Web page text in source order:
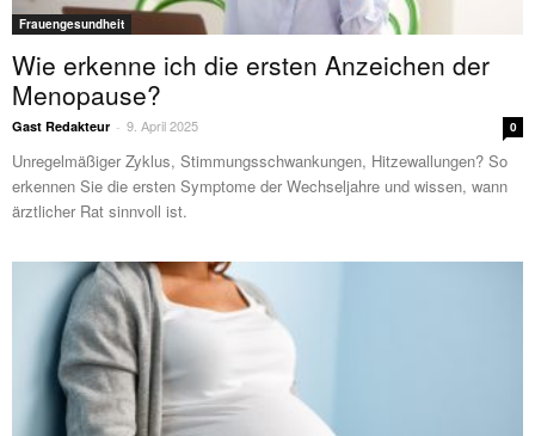
Frauengesundheit
Wie erkenne ich die ersten Anzeichen der
Menopause?
Gast Redakteur - 9. April 2025 0
Unregelmäßiger Zyklus, Stimmungsschwankungen, Hitzewallungen? So
erkennen Sie die ersten Symptome der Wechseljahre und wissen, wann
ärztlicher Rat sinnvoll ist.